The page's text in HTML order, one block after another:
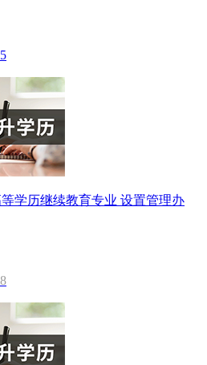
学历继续教育专业 设置管理办